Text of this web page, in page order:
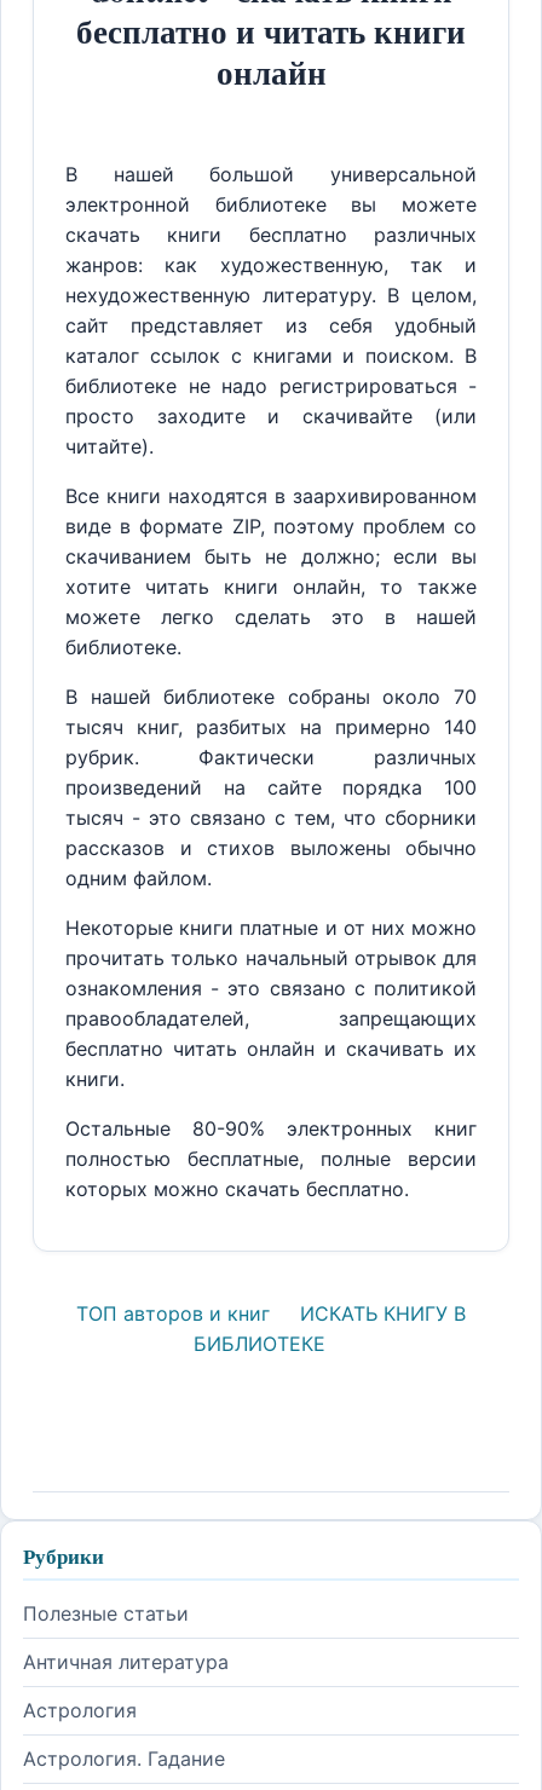
бесплатно и читать книги
онлайн
В нашей большой универсальной
электронной библиотеке вы можете
скачать книги бесплатно различных
жанров: как художественную, так и
нехудожественную литературу. В целом,
сайт представляет из себя удобный
каталог ссылок с книгами и поиском. В
библиотеке не надо регистрироваться -
просто заходите и скачивайте (или
читайте).
Все книги находятся в заархивированном
виде в формате ZIP, поэтому проблем со
скачиванием быть не должно; если вы
хотите читать книги онлайн, то также
можете легко сделать это в нашей
библиотеке.
В нашей библиотеке собраны около 70
тысяч книг, разбитых на примерно 140
рубрик. Фактически различных
произведений на сайте порядка 100
тысяч - это связано с тем, что сборники
рассказов и стихов выложены обычно
одним файлом.
Некоторые книги платные и от них можно
прочитать только начальный отрывок для
ознакомления - это связано с политикой
правообладателей, запрещающих
бесплатно читать онлайн и скачивать их
книги.
Остальные 80-90% электронных книг
полностью бесплатные, полные версии
которых можно скачать бесплатно.
ТОП авторов и книг
ИСКАТЬ КНИГУ В
БИБЛИОТЕКЕ
Рубрики
Полезные статьи
Античная литература
Астрология
Астрология. Гадание